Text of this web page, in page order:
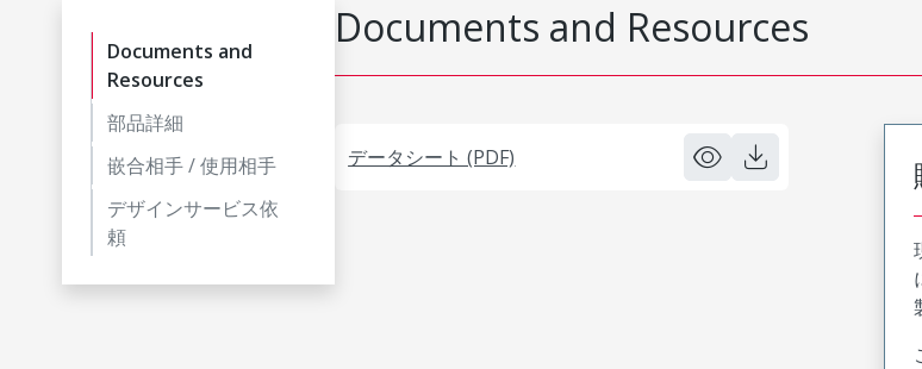
Documents and
Resources
部品詳細
嵌合相手 / 使用相手
デザインサービス依
頼
Documents and Resources
データシート (PDF)